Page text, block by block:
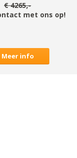
€4265,-
met ons op!
Meer info